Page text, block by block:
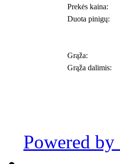
Prekės kaina:
Duota pinigų:
Grąža:
Grąža dalimis:
Powered